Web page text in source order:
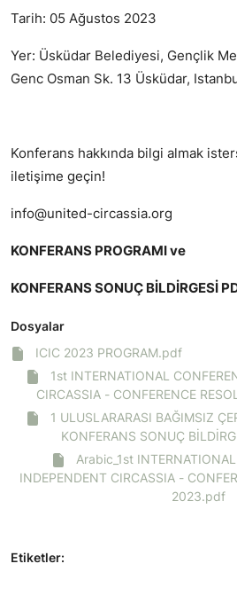
Tarih: 05 Ağustos 2023
Yer: Üsküdar Belediyesi, Gençlik
Genc Osman Sk. 13 Üsküdar,
Konferans hakkında bilgi almak
iletişime geçin!
info@united-circassia.org
KONFERANS PROGRAMI ve
KONFERANS SONUÇ BİLDİRGESİ
Dosyalar
ICIC 2023 PROGRAM.pdf
CIRCASSIA - CONFERENCE
KONFERANS SONUÇ
INDEPENDENT CIRCASSIA -
2023.pdf
Etiketler: